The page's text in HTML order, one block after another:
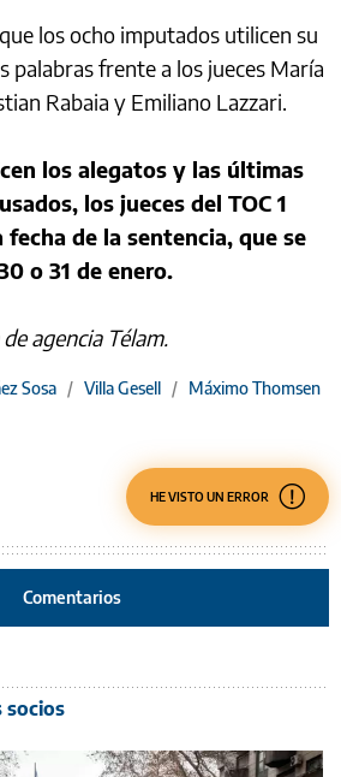
los ocho imputados utilicen su
palabras frente a los jueces María
Rabaia y Emiliano Lazzari.
los alegatos y las últimas
los jueces del TOC 1
fecha de la sentencia, que se
o 31 de enero.
agencia Télam.
Sosa / Villa Gesell / Máximo Thomsen
HE VISTO UN ERROR
Comentarios
socios